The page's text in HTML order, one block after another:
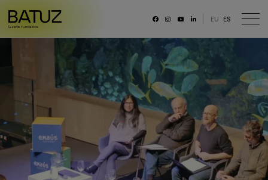
Fundación
Historia
Misión, Visión, Principios
Organización
Portal de transparencia
Memoria anual y datos generales
Canal ético
Trabaja con nosotras/os
EU ES